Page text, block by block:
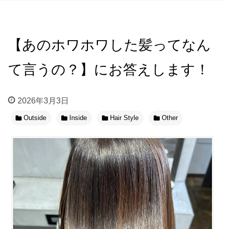
【あのホワホワした髪ってなん
て言うの？】にお答えします！
2026年3月3日
Outside Inside Hair Style Other